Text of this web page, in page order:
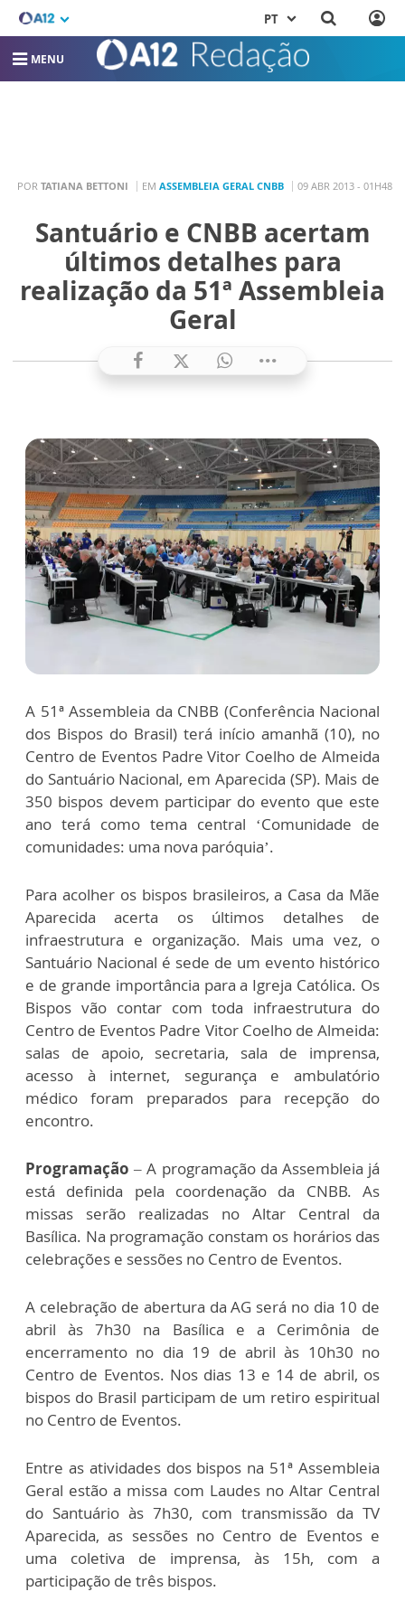
PT
MENU
POR TATIANA BETTONI EM ASSEMBLEIA GERAL CNBB 09 ABR 2013 - 01H48
Santuário e CNBB acertam
últimos detalhes para
realização da 51ª Assembleia
Geral
A 51ª Assembleia da CNBB (Conferência Nacional
dos Bispos do Brasil) terá início amanhã (10), no
Centro de Eventos Padre Vitor Coelho de Almeida
do Santuário Nacional, em Aparecida (SP). Mais de
350 bispos devem participar do evento que este
ano terá como tema central ‘Comunidade de
comunidades: uma nova paróquia’.
Para acolher os bispos brasileiros, a Casa da Mãe
Aparecida acerta os últimos detalhes de
infraestrutura e organização. Mais uma vez, o
Santuário Nacional é sede de um evento histórico
e de grande importância para a Igreja Católica. Os
Bispos vão contar com toda infraestrutura do
Centro de Eventos Padre Vitor Coelho de Almeida:
salas de apoio, secretaria, sala de imprensa,
acesso à internet, segurança e ambulatório
médico foram preparados para recepção do
encontro.
Programação– A programação da Assembleia já
está definida pela coordenação da CNBB. As
missas serão realizadas no Altar Central da
Basílica. Na programação constam os horários das
celebrações e sessões no Centro de Eventos.
A celebração de abertura da AG será no dia 10 de
abril às 7h30 na Basílica e a Cerimônia de
encerramento no dia 19 de abril às 10h30 no
Centro de Eventos. Nos dias 13 e 14 de abril, os
bispos do Brasil participam de um retiro espiritual
no Centro de Eventos.
Entre as atividades dos bispos na 51ª Assembleia
Geral estão a missa com Laudes no Altar Central
do Santuário às 7h30, com transmissão da TV
Aparecida, as sessões no Centro de Eventos e
uma coletiva de imprensa, às 15h, com a
participação de três bispos.